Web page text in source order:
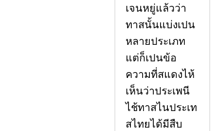
เจนหยู่แล้วว่า
ทาสนั้นแบ่งเปน
หลายประเภท
แต่ก็เปนข้อ
ความที่สแดงไห้
เห็นว่าประเพนี
ไช้ทาสไนประเท
สไทยได้มีสืบ